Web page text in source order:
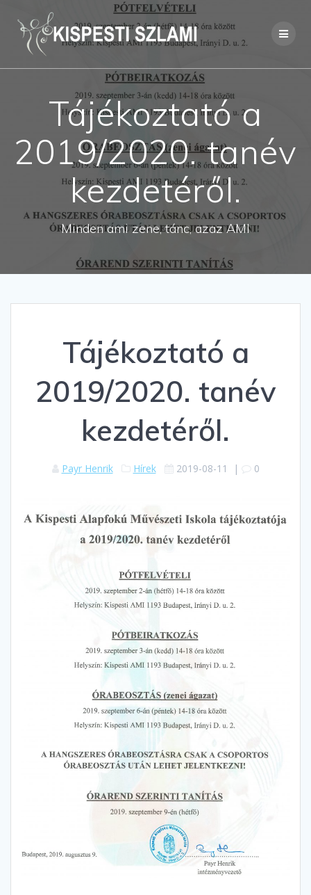
Skip
to
content
Tájékoztató a
2019/2020. tanév
kezdetéről.
Minden ami zene, tánc, azaz AMI
Tájékoztató a
2019/2020. tanév
kezdetéről.
Payr Henrik Hírek 2019-08-11 | 0